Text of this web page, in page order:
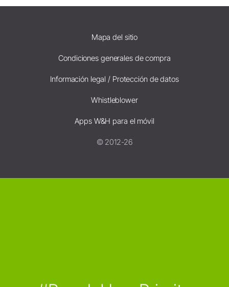
Mapa del sitio
Condiciones generales de compra
Información legal / Protección de datos
Whistleblower
Apps W&H para el móvil
© 2012-26